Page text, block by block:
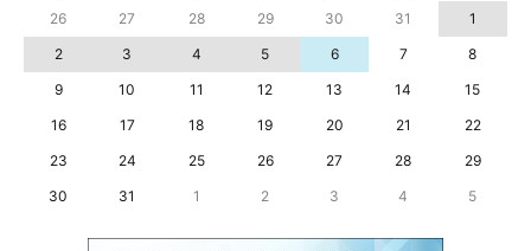
26 27 28 29 30 31
1
2
3 4 5 6 7
8
9
10 11 12 13 14
15
16
17 18 19 20 21
22
23
24 25 26 27 28
29
30
31 1 2 3 4 5